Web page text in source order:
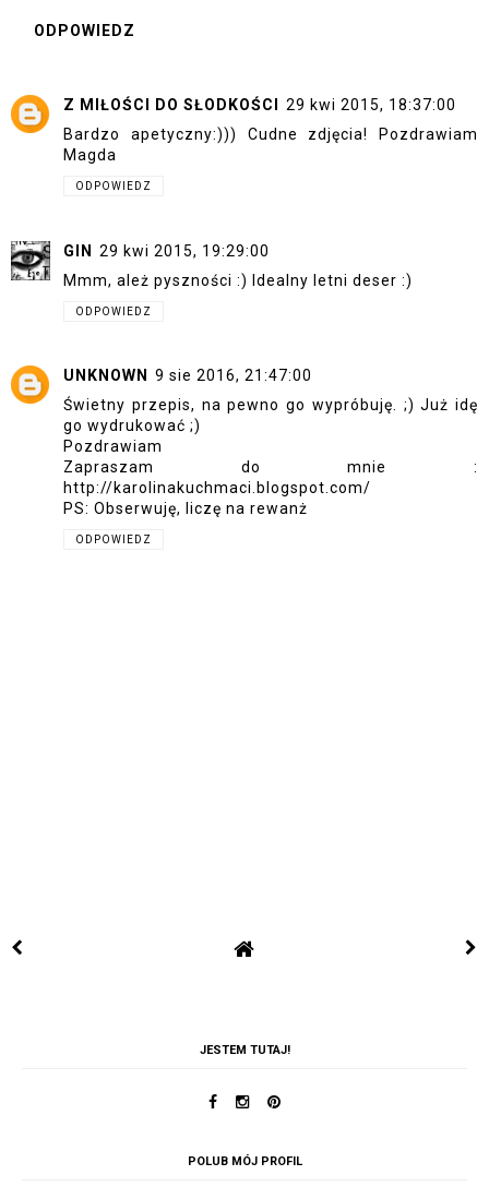
ODPOWIEDZ
Z MIŁOŚCI DO SŁODKOŚCI
29 kwi 2015, 18:37:00
Bardzo apetyczny:))) Cudne zdjęcia! Pozdrawiam
Magda
ODPOWIEDZ
GIN
29 kwi 2015, 19:29:00
Mmm, ależ pyszności :) Idealny letni deser :)
ODPOWIEDZ
UNKNOWN
9 sie 2016, 21:47:00
Świetny przepis, na pewno go wypróbuję. ;) Już idę
go wydrukować ;)
Pozdrawiam
Zapraszam do mnie :
http://karolinakuchmaci.blogspot.com/
PS: Obserwuję, liczę na rewanż
ODPOWIEDZ
JESTEM TUTAJ!
POLUB MÓJ PROFIL